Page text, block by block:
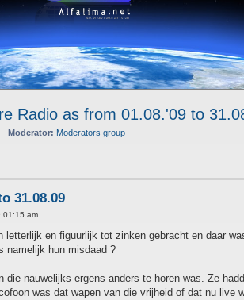
Radio as from 01.08.'09 to
Moderator: Moderators group
31.08.09
01:15 am
en figuurlijk tot zinken gebracht en daar
namelijk hun misdaad ?
nauwelijks ergens anders te horen was. Ze
was dat wapen van die vrijheid of dat nu live